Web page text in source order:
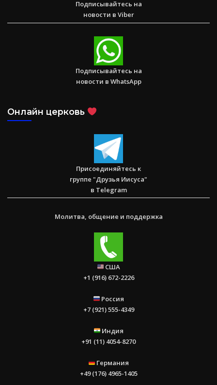
Спасаем. Восстанавливаем. Обучаем. Помогите нам
достичь цели в $10 000
Подписывайтесь на
новости в Viber
Подписывайтесь на
новости в WhatsApp
Онлайн церковь
Присоединяйтесь к
группе "Друзья Иисуса"
в Telegram
Молитва, общение и поддержка
США
+1 (916) 672-2226
Россия
+7 (921) 555-4349
Индия
+91 (11) 4054-8270
Германия
+49 (176) 4965-1405